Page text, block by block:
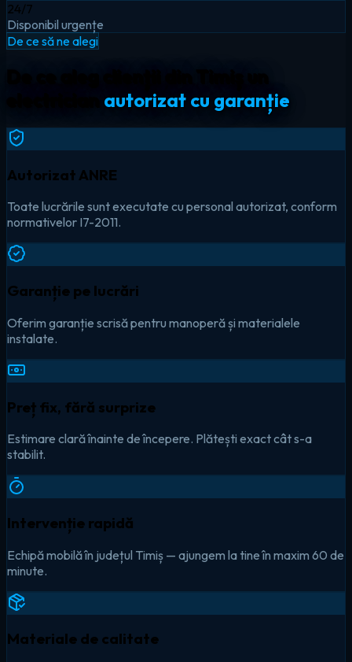
24/7
Disponibil urgențe
De ce să ne alegi
autorizat cu garanție
Autorizat ANRE
Toate lucrările sunt executate cu personal autorizat, conform
normativelor I7-2011.
Garanție pe lucrări
Oferim garanție scrisă pentru manoperă și materialele
instalate.
Preț fix, fără surprize
Estimare clară înainte de începere. Plătești exact cât s-a
stabilit.
Intervenție rapidă
Echipă mobilă în județul Timiș — ajungem la tine în maxim 60 de
minute.
Materiale de calitate